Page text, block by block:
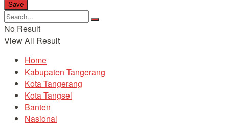
No Result
View All Result
Home
Kabupaten Tangerang
Kota Tangerang
Kota Tangsel
Banten
Nasional